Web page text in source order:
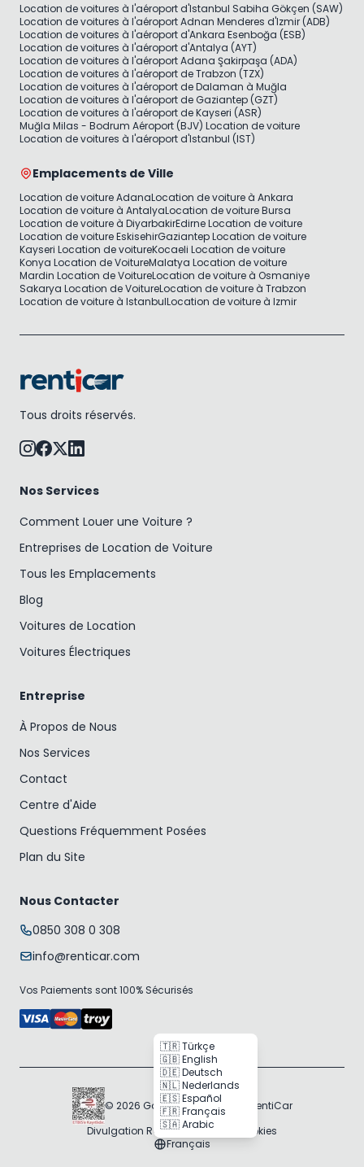
Location de voitures à l'aéroport d'Istanbul Sabiha Gökçen (SAW)
Location de voitures à l'aéroport Adnan Menderes d'Izmir (ADB)
Location de voitures à l'aéroport d'Ankara Esenboğa (ESB)
Location de voitures à l'aéroport d'Antalya (AYT)
Location de voitures à l'aéroport Adana Şakirpaşa (ADA)
Location de voitures à l'aéroport de Trabzon (TZX)
Location de voitures à l'aéroport de Dalaman à Muğla
Location de voitures à l'aéroport de Gaziantep (GZT)
Location de voitures à l'aéroport de Kayseri (ASR)
Muğla Milas - Bodrum Aéroport (BJV) Location de voiture
Location de voitures à l'aéroport d'Istanbul (IST)
Emplacements de Ville
Location de voiture AdanaLocation de voiture à Ankara
Location de voiture à AntalyaLocation de voiture Bursa
Location de voiture à DiyarbakirEdirne Location de voiture
Location de voiture EskisehirGaziantep Location de voiture
Kayseri Location de voitureKocaeli Location de voiture
Konya Location de VoitureMalatya Location de voiture
Mardin Location de VoitureLocation de voiture à Osmaniye
Sakarya Location de VoitureLocation de voiture à Trabzon
Location de voiture à IstanbulLocation de voiture à Izmir
Tous droits réservés.
Nos Services
Comment Louer une Voiture ?
Entreprises de Location de Voiture
Tous les Emplacements
Blog
Voitures de Location
Voitures Électriques
Entreprise
À Propos de Nous
Nos Services
Contact
Centre d'Aide
Questions Fréquemment Posées
Plan du Site
Nous Contacter
0850 308 0 308
info@renticar.com
Vos Paiements sont 100% Sécurisés
© 2026 Gogocar Bilişim A.Ş. | RentiCar
Divulgation RGPDPolitique des Cookies
Français
🇹🇷 Türkçe
🇬🇧 English
🇩🇪 Deutsch
🇳🇱 Nederlands
🇪🇸 Español
🇫🇷 Français
🇸🇦 Arabic